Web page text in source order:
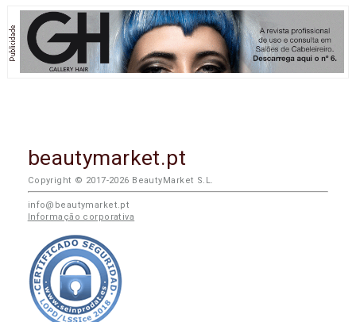
beautymarket.pt
Copyright © 2017-2026 BeautyMarket S.L.
info@beautymarket.pt
Informação corporativa